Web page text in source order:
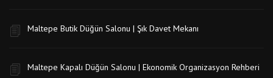
Maltepe Butik Düğün Salonu | Şık Davet Mekanı
Maltepe Kapalı Düğün Salonu | Ekonomik Organizasyon Rehberi